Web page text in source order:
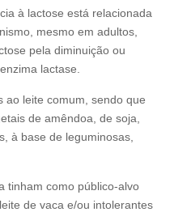
à lactose está relacionada
mesmo em adultos,
pela diminuição ou
lactase.
ao leite comum, sendo que
de amêndoa, de soja,
à base de leguminosas,
tinham como público-alvo
de vaca e/ou intolerantes